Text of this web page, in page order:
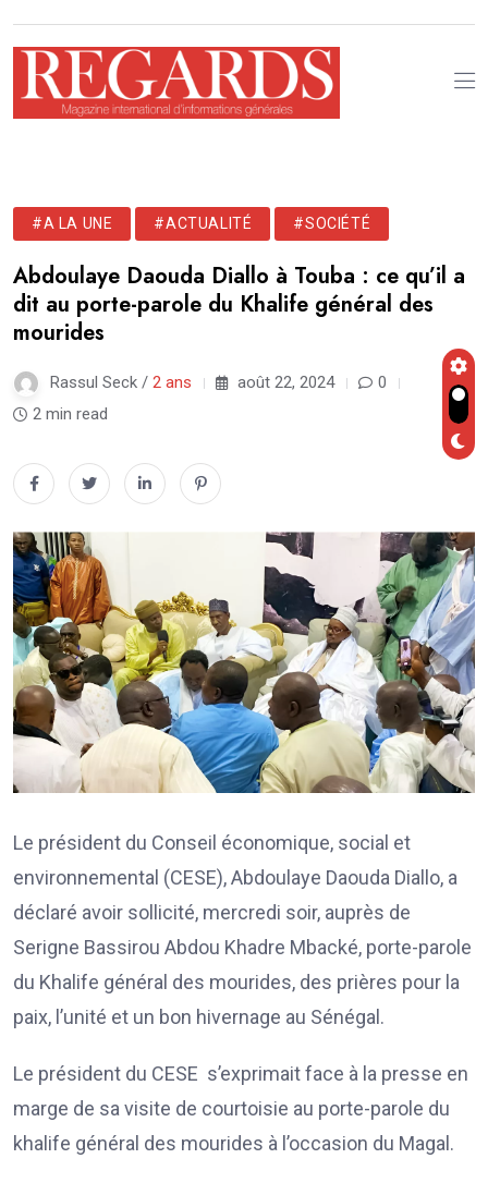
#A LA UNE #ACTUALITÉ #SOCIÉTÉ
Abdoulaye Daouda Diallo à Touba : ce qu’il a
dit au porte-parole du Khalife général des
mourides
Rassul Seck / 2 ans août 22, 2024
0
2 min read
Le président du Conseil économique, social et
environnemental (CESE), Abdoulaye Daouda Diallo, a
déclaré avoir sollicité, mercredi soir, auprès de
Serigne Bassirou Abdou Khadre Mbacké, porte-parole
du Khalife général des mourides, des prières pour la
paix, l’unité et un bon hivernage au Sénégal.
Le président du CESE s’exprimait face à la presse en
marge de sa visite de courtoisie au porte-parole du
khalife général des mourides à l’occasion du Magal.